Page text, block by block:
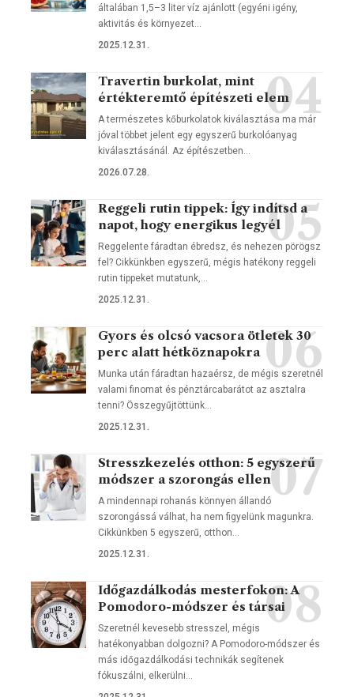
általában 1,5–3 liter víz ajánlott (egyéni igény,
aktivitás és környezet…
2025.12.31.
Travertin burkolat, mint
értékteremtő építészeti elem
A természetes kőburkolatok kiválasztása ma már
jóval többet jelent egy egyszerű burkolóanyag
kiválasztásánál. Az építészetben…
2026.07.28.
Reggeli rutin tippek: Így indítsd a
napot, hogy energikus legyél
Reggelente fáradtan ébredsz, és nehezen pörögsz
fel? Cikkünkben egyszerű, mégis hatékony reggeli
rutin tippeket mutatunk,…
2025.12.31.
Gyors és olcsó vacsora ötletek 30
perc alatt hétköznapokra
Munka után fáradtan hazaérsz, de mégis szeretnél
valami finomat és pénztárcabarátot az asztalra
tenni? Összegyűjtöttünk…
2025.12.31.
Stresszkezelés otthon: 5 egyszerű
módszer a szorongás ellen
A mindennapi rohanás könnyen állandó
szorongássá válhat, ha nem figyelünk magunkra.
Cikkünkben 5 egyszerű, otthon…
2025.12.31.
Időgazdálkodás mesterfokon: A
Pomodoro-módszer és társai
Szeretnél kevesebb stresszel, mégis
hatékonyabban dolgozni? A Pomodoro-módszer és
más időgazdálkodási technikák segítenek
fókuszálni, elkerülni…